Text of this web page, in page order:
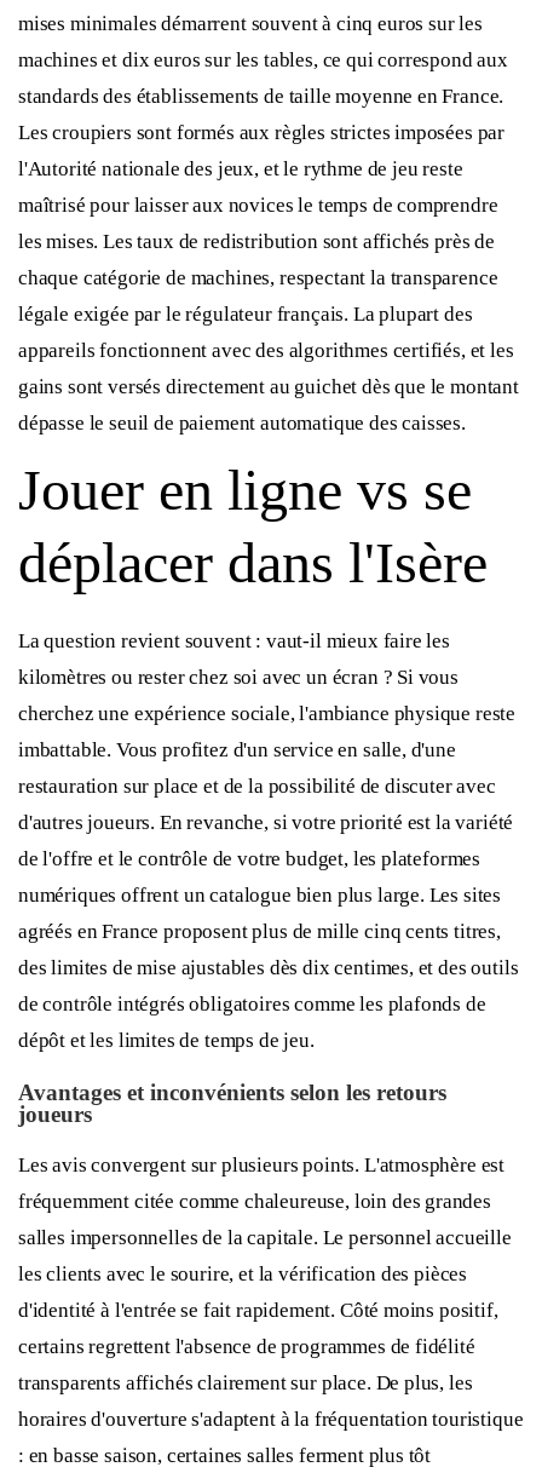
mises minimales démarrent souvent à cinq euros sur les
machines et dix euros sur les tables, ce qui correspond aux
standards des établissements de taille moyenne en France.
Les croupiers sont formés aux règles strictes imposées par
l'Autorité nationale des jeux, et le rythme de jeu reste
maîtrisé pour laisser aux novices le temps de comprendre
les mises. Les taux de redistribution sont affichés près de
chaque catégorie de machines, respectant la transparence
légale exigée par le régulateur français. La plupart des
appareils fonctionnent avec des algorithmes certifiés, et les
gains sont versés directement au guichet dès que le montant
dépasse le seuil de paiement automatique des caisses.
Jouer en ligne vs se
déplacer dans l'Isère
La question revient souvent : vaut-il mieux faire les
kilomètres ou rester chez soi avec un écran ? Si vous
cherchez une expérience sociale, l'ambiance physique reste
imbattable. Vous profitez d'un service en salle, d'une
restauration sur place et de la possibilité de discuter avec
d'autres joueurs. En revanche, si votre priorité est la variété
de l'offre et le contrôle de votre budget, les plateformes
numériques offrent un catalogue bien plus large. Les sites
agréés en France proposent plus de mille cinq cents titres,
des limites de mise ajustables dès dix centimes, et des outils
de contrôle intégrés obligatoires comme les plafonds de
dépôt et les limites de temps de jeu.
Avantages et inconvénients selon les retours
joueurs
Les avis convergent sur plusieurs points. L'atmosphère est
fréquemment citée comme chaleureuse, loin des grandes
salles impersonnelles de la capitale. Le personnel accueille
les clients avec le sourire, et la vérification des pièces
d'identité à l'entrée se fait rapidement. Côté moins positif,
certains regrettent l'absence de programmes de fidélité
transparents affichés clairement sur place. De plus, les
horaires d'ouverture s'adaptent à la fréquentation touristique
: en basse saison, certaines salles ferment plus tôt